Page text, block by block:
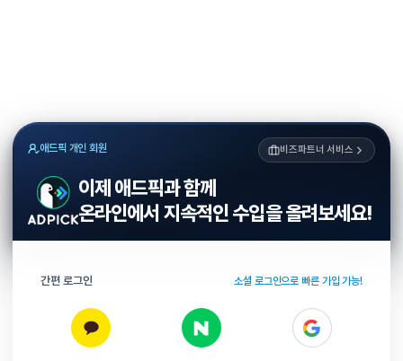
애드픽 개인 회원 비즈파트너 서비스
이제 애드픽과 함께
온라인에서 지속적인 수입을 올려보세요!
간편 로그인 소셜 로그인으로 빠른 가입 가능!